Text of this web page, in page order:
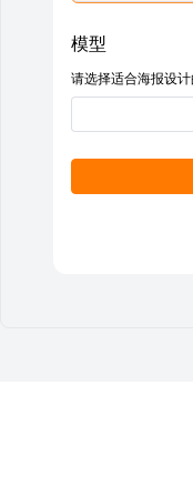
模型
请选择适合海报设